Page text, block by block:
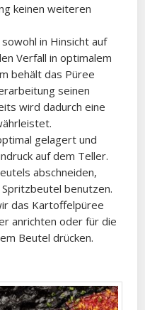
keinen weiteren
in Hinsicht auf
Verfall in optimalem
behält das Püree
seinen
wird dadurch eine
gelagert und
auf dem Teller.
abschneiden,
benutzen.
das Kartoffelpüree
anrichten oder für die
Beutel drücken.